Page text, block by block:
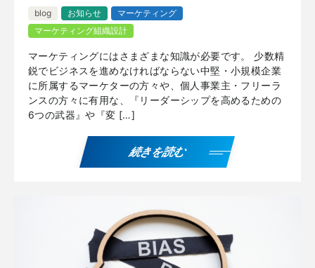
blog
お知らせ
マーケティング
マーケティング組織設計
マーケティングにはさまざまな知識が必要です。 少数精
鋭でビジネスを進めなければならない中堅・小規模企業
に所属するマーケターの方々や、個人事業主・フリーラ
ンスの方々に有用な、『リーダーシップを高めるための
6つの武器』や『変 […]
続きを読む